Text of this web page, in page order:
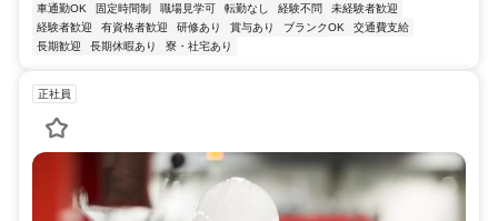
車通勤OK
固定時間制 職場見学可 転勤なし 経験不問
未経験者歓迎
経験者歓迎
有資格者歓迎 研修あり 賞与あり ブランクOK
交通費支給
長期歓迎
長期休暇あり 寮・社宅あり
正社員